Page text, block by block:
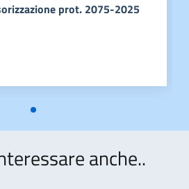
prot. 2075-2025
PROT. 2075-2025
anche..